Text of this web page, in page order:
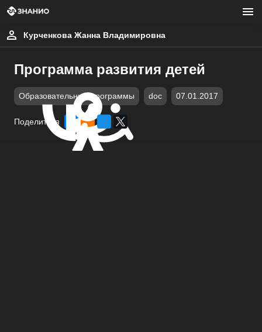
Курченкова Жанна Владимировна
Программа развития детей
Образовательные программы doc 07.01.2017
Поделиться